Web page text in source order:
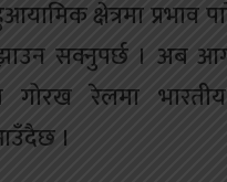
क्षेत्रमा प्रभाव
सक्नुपर्छ । अब
गोरख रेलमा
।